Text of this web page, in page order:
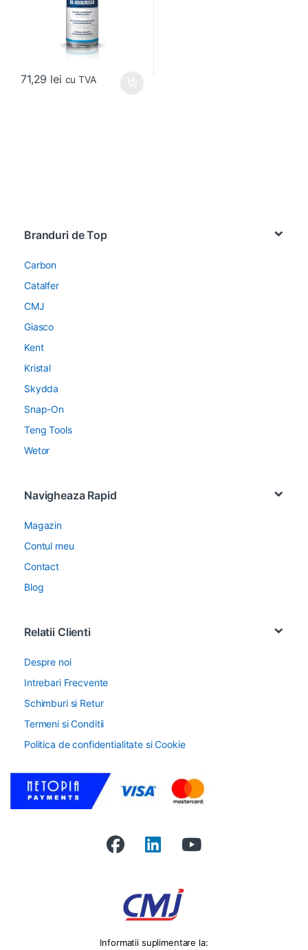
71,29 lei cu TVA
Branduri de Top
Carbon
Catalfer
CMJ
Giasco
Kent
Kristal
Skydda
Snap-On
Teng Tools
Wetor
Navigheaza Rapid
Magazin
Contul meu
Contact
Blog
Relatii Clienti
Despre noi
Intrebari Frecvente
Schimburi si Retur
Termeni si Conditii
Politica de confidentialitate si Cookie
Informatii suplimentare la: